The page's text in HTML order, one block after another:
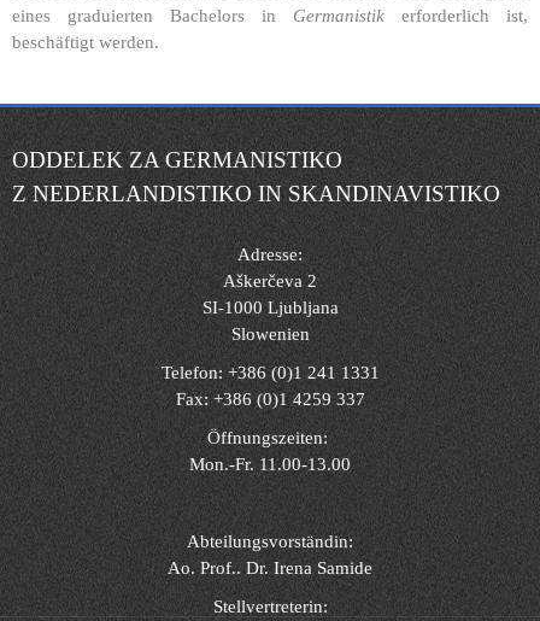
eines graduierten Bachelors in Germanistik erforderlich ist,
beschäftigt werden.
ODDELEK ZA GERMANISTIKO
Z NEDERLANDISTIKO IN SKANDINAVISTIKO
Adresse:
Aškerčeva 2
SI-1000 Ljubljana
Slowenien
Telefon: +386 (0)1 241 1331
Fax: +386 (0)1 4259 337
Öffnungszeiten:
Mon.-Fr. 11.00-13.00
Abteilungsvorständin:
Ao. Prof.. Dr. Irena Samide
Stellvertreterin: